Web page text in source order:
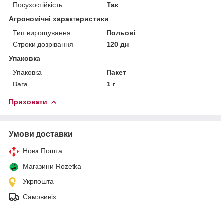
Посухостійкість
Так
Агрономічні характеристики
Тип вирощування
Польові
Строки дозрівання
120 дн
Упаковка
Упаковка
Пакет
Вага
1 г
Приховати
Умови доставки
Нова Пошта
Магазини Rozetka
Укрпошта
Самовивіз